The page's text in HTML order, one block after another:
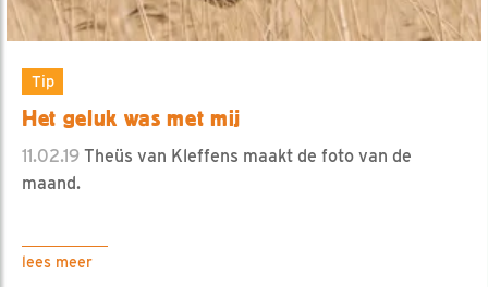
Tip
Het geluk was met mij
11.02.19 Theüs van Kleffens maakt de foto van de
maand.
lees meer